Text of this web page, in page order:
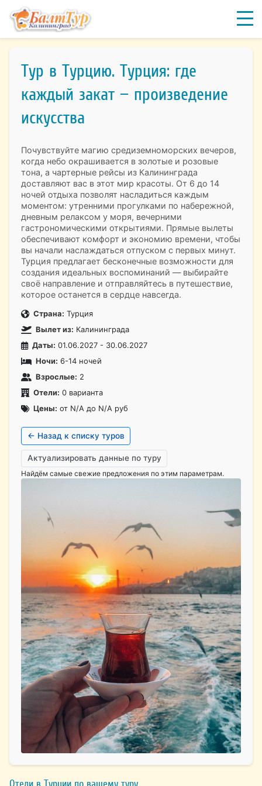
Тур в Турцию. Турция: где
каждый закат — произведение
искусства
Почувствуйте магию средиземноморских вечеров,
когда небо окрашивается в золотые и розовые
тона, а чартерные рейсы из Калининграда
доставляют вас в этот мир красоты. От 6 до 14
ночей отдыха позволят насладиться каждым
моментом: утренними прогулками по набережной,
дневным релаксом у моря, вечерними
гастрономическими открытиями. Прямые вылеты
обеспечивают комфорт и экономию времени, чтобы
вы начали наслаждаться отпуском с первых минут.
Турция предлагает бесконечные возможности для
создания идеальных воспоминаний — выбирайте
своё направление и отправляйтесь в путешествие,
которое останется в сердце навсегда.
Страна: Турция
Вылет из: Калининграда
Даты: 01.06.2027 - 30.06.2027
Ночи: 6-14 ночей
Взрослые: 2
Отели: 0 варианта
Цены: от N/A до N/A руб
← Назад к списку туров
Актуализировать данные по туру
Найдём самые свежие предложения по этим параметрам.
Отели в Турции по вашему туру